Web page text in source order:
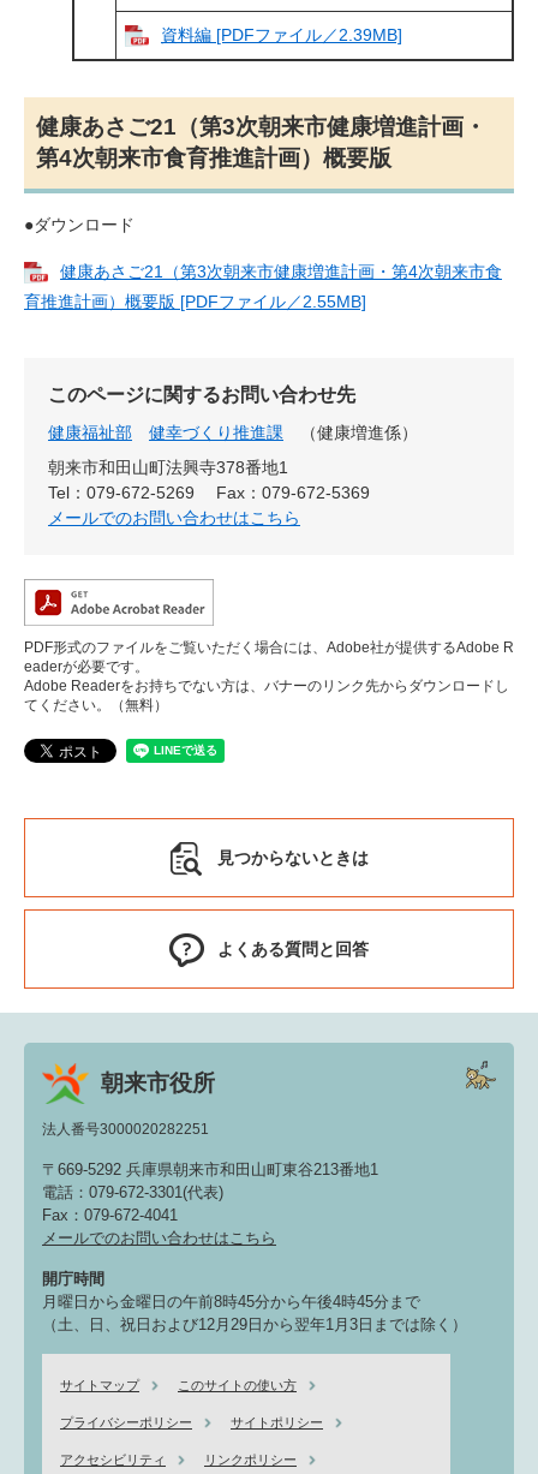
資料編 [PDFファイル／2.39MB]
健康あさご21（第3次朝来市健康増進計画・
第4次朝来市食育推進計画）概要版
●ダウンロード
健康あさご21（第3次朝来市健康増進計画・第4次朝来市食
育推進計画）概要版 [PDFファイル／2.55MB]
このページに関するお問い合わせ先
健康福祉部 健幸づくり推進課
健康増進係
朝来市和田山町法興寺378番地1
Tel：079-672-5269
Fax：079-672-5369
メールでのお問い合わせはこちら
PDF形式のファイルをご覧いただく場合には、Adobe社が提供するAdobe R
eaderが必要です。
Adobe Readerをお持ちでない方は、バナーのリンク先からダウンロードし
てください。（無料）
見つからないときは
よくある質問と回答
朝来市役所
法人番号3000020282251
〒669-5292 兵庫県朝来市和田山町東谷213番地1
電話：079-672-3301(代表)
Fax：079-672-4041
メールでのお問い合わせはこちら
開庁時間
月曜日から金曜日の午前8時45分から午後4時45分まで
（土、日、祝日および12月29日から翌年1月3日までは除く）
サイトマップ このサイトの使い方
プライバシーポリシー サイトポリシー
アクセシビリティ リンクポリシー